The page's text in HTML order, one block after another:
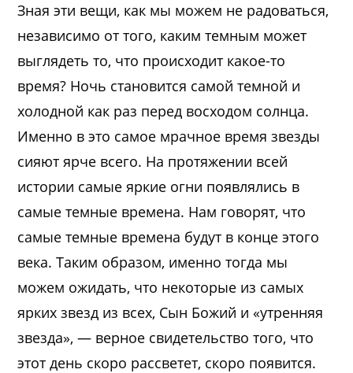
Зная эти вещи, как мы можем не радоваться,
независимо от того, каким темным может
выглядеть то, что происходит какое-то
время? Ночь становится самой темной и
холодной как раз перед восходом солнца.
Именно в это самое мрачное время звезды
сияют ярче всего. На протяжении всей
истории самые яркие огни появлялись в
самые темные времена. Нам говорят, что
самые темные времена будут в конце этого
века. Таким образом, именно тогда мы
можем ожидать, что некоторые из самых
ярких звезд из всех, Сын Божий и «утренняя
звезда», — верное свидетельство того, что
этот день скоро рассветет, скоро появится.